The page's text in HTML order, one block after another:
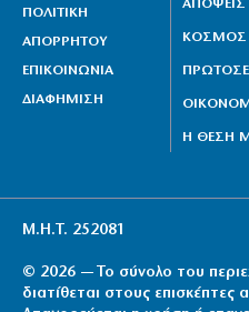
ΠΟΛΙΤΙΚΗ
ΑΠΟΡΡΗΤΟΥ
ΕΠΙΚΟΙΝΩΝΙΑ
ΔΙΑΦΗΜΙΣΗ
ΑΠΟΨΕΙΣ
ΚΟΣΜΟΣ
Η ΘΕΣΗ
Μ.Η.Τ. 252081
© 2026 — Το σύνολο του
διατίθεται στους